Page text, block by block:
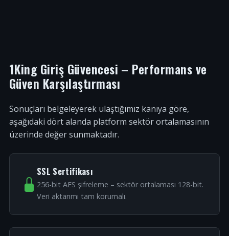
1King Giriş Güvencesi – Performans ve
Güven Karşılaştırması
Sonuçları belgeleyerek ulaştığımız kanıya göre,
aşağıdaki dört alanda platform sektör ortalamasının
üzerinde değer sunmaktadır.
SSL Sertifikası
256-bit AES şifreleme – sektör ortalaması 128-bit.
Veri aktarımı tam korumalı.